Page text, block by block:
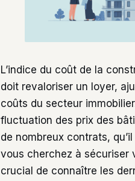
L’indice du coût de la
doit revaloriser un loyer,
coûts du secteur
fluctuation des prix des
de nombreux contrats,
vous cherchez à sécuriser
crucial de connaître les